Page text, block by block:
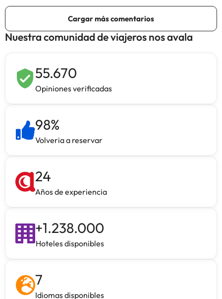
Nuestra comunidad de viajeros nos avala
55.670
Opiniones verificadas
98%
Volveria a reservar
24
Años de experiencia
+1.238.000
Hoteles disponibles
7
Idiomas disponibles